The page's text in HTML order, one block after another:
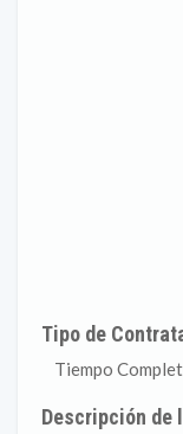
Tipo de
Tiempo
Descripción de